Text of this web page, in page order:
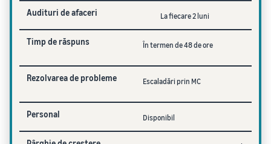
Audituri de afaceri La fiecare 2 luni
Timp de răspuns În termen de 48 de ore
Rezolvarea de probleme Escaladări prin MC
Personal Disponibil